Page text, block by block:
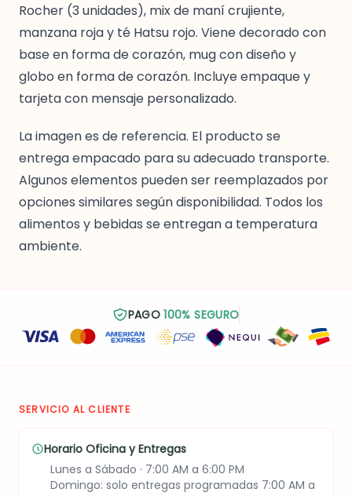
Rocher (3 unidades), mix de maní crujiente,
manzana roja y té Hatsu rojo. Viene decorado con
base en forma de corazón, mug con diseño y
globo en forma de corazón. Incluye empaque y
tarjeta con mensaje personalizado.
La imagen es de referencia. El producto se
entrega empacado para su adecuado transporte.
Algunos elementos pueden ser reemplazados por
opciones similares según disponibilidad. Todos los
alimentos y bebidas se entregan a temperatura
ambiente.
PAGO100% SEGURO
SERVICIO AL CLIENTE
Horario Oficina y Entregas
Lunes a Sábado · 7:00 AM a 6:00 PM
Domingo: solo entregas programadas 7:00 AM a